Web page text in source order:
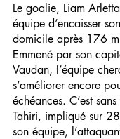
Le goalie, Liam
équipe d’encaisser
domicile après 176
Emmené par son
Vaudan, l’équipe
s’améliorer encore
échéances. C’est
Tahiri, impliqué sur
son équipe,